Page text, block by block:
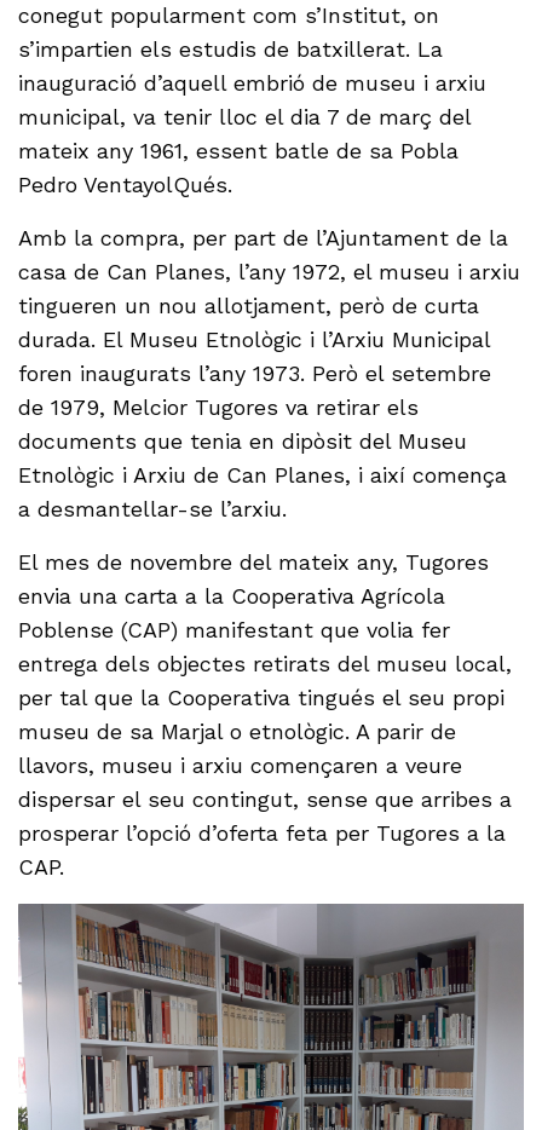
conegut popularment com s’Institut, on
s’impartien els estudis de batxillerat. La
inauguració d’aquell embrió de museu i arxiu
municipal, va tenir lloc el dia 7 de març del
mateix any 1961, essent batle de sa Pobla
Pedro VentayolQués.
Amb la compra, per part de l’Ajuntament de la
casa de Can Planes, l’any 1972, el museu i arxiu
tingueren un nou allotjament, però de curta
durada. El Museu Etnològic i l’Arxiu Municipal
foren inaugurats l’any 1973. Però el setembre
de 1979, Melcior Tugores va retirar els
documents que tenia en dipòsit del Museu
Etnològic i Arxiu de Can Planes, i així comença
a desmantellar-se l’arxiu.
El mes de novembre del mateix any, Tugores
envia una carta a la Cooperativa Agrícola
Poblense (CAP) manifestant que volia fer
entrega dels objectes retirats del museu local,
per tal que la Cooperativa tingués el seu propi
museu de sa Marjal o etnològic. A parir de
llavors, museu i arxiu començaren a veure
dispersar el seu contingut, sense que arribes a
prosperar l’opció d’oferta feta per Tugores a la
CAP.